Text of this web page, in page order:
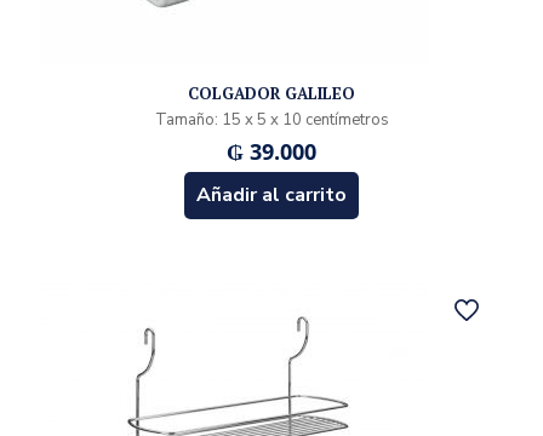
COLGADOR GALILEO
Tamaño: 15 x 5 x 10 centímetros
₲ 39.000
Añadir al carrito